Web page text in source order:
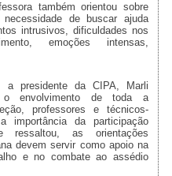
também orientou sobre
de buscar ajuda
intrusivos, dificuldades nos
emoções intensas,
a presidente da CIPA, Marli
o envolvimento de toda a
professores e técnicos-
importância da participação
ressaltou, as orientações
devem servir como apoio na
e no combate ao assédio